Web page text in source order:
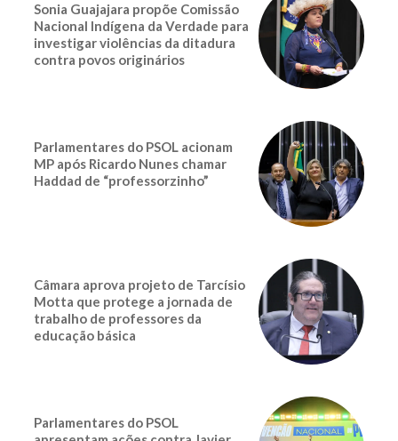
Sonia Guajajara propõe Comissão
Nacional Indígena da Verdade para
investigar violências da ditadura
contra povos originários
Parlamentares do PSOL acionam
MP após Ricardo Nunes chamar
Haddad de “professorzinho”
Câmara aprova projeto de Tarcísio
Motta que protege a jornada de
trabalho de professores da
educação básica
Parlamentares do PSOL